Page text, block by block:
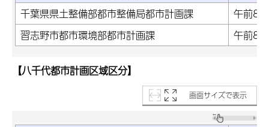
千葉県県土整備部都市整備局都市計画課
午前8
習志野市都市環境部都市計画課
午前8
【八千代都市計画区域区分】
画面サイズで表示